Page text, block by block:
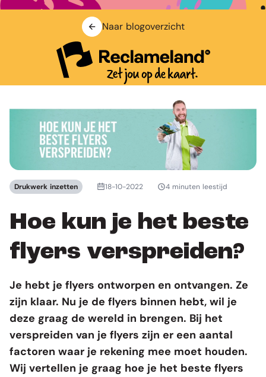
Naar blogoverzicht
Drukwerk inzetten 18-10-2022 4 minuten leestijd
Hoe kun je het beste
flyers verspreiden?
Je hebt je flyers ontworpen en ontvangen. Ze
zijn klaar. Nu je de flyers binnen hebt, wil je
deze graag de wereld in brengen. Bij het
verspreiden van je flyers zijn er een aantal
factoren waar je rekening mee moet houden.
Wij vertellen je graag hoe je het beste flyers